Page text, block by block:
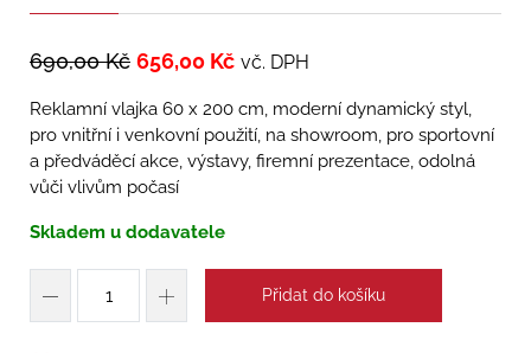
690,00Kč 656,00 Kč vč. DPH
Reklamní vlajka 60 x 200 cm, moderní dynamický styl,
pro vnitřní i venkovní použití, na showroom, pro sportovní
a předváděcí akce, výstavy, firemní prezentace, odolná
vůči vlivům počasí
Skladem u dodavatele
Přidat do košíku